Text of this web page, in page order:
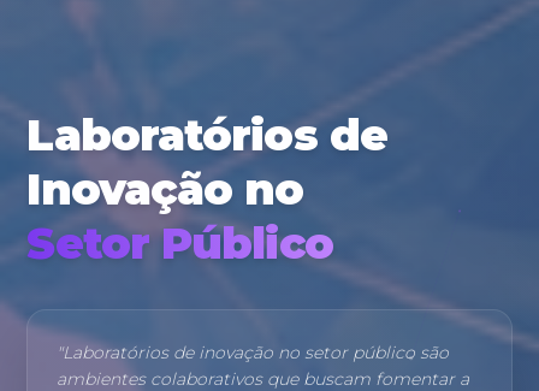
Laboratórios de
Inovação no
Setor Público
"Laboratórios de inovação no setor público são
ambientes colaborativos que buscam fomentar a